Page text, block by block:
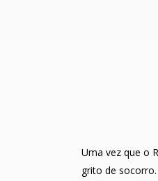
Uma vez que o
grito de socorro.